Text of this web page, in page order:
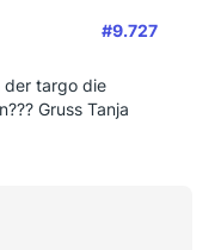
#9.727
der targo die
Gruss Tanja